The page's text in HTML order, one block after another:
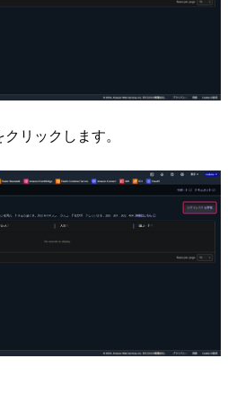
リックします。